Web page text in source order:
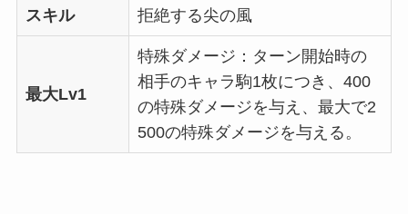
スキル 拒絶する尖の風
最大Lv1
特殊ダメージ：ターン開始時の
相手のキャラ駒1枚につき、400
の特殊ダメージを与え、最大で2
500の特殊ダメージを与える。